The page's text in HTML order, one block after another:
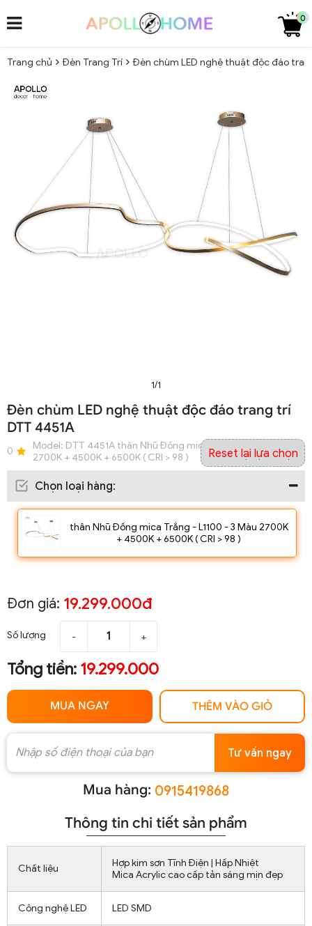
0
Trang chủ Đèn Trang Trí Đèn chùm LED nghệ thuật độc đáo
1/1
Đèn chùm LED nghệ thuật độc đáo trang trí
DTT 4451A
0 Model: DTT 4451A thân Nhũ Đồng mica Trắng - L1100 - 3 Màu
2700K + 4500K + 6500K ( CRI > 98 )
Chọn loại hàng:
thân Nhũ Đồng mica Trắng - L1100 - 3 Màu 2700K
+ 4500K + 6500K ( CRI > 98 )
Reset lại lựa chọn
Đơn giá: 19.299.000đ
Số lượng - +
Tổng tiền: 19.299.000
MUA NGAY THÊM VÀO GIỎ
Tư vấn ngay
Mua hàng: 0915419868
Thông tin chi tiết sản phẩm
Chất liệu
Hợp kim sơn Tĩnh Điện | Hấp Nhiệt
Mica Acrylic cao cấp tản sáng mịn đẹp
Công nghệ LED LED SMD